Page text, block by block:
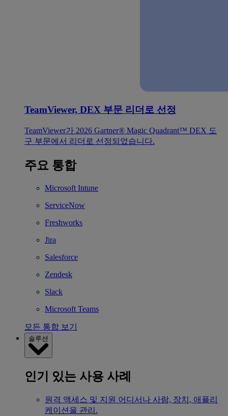
TeamViewer, DEX 부문 리더로 선정
TeamViewer가 2026 Gartner® Magic Quadrant™ DEX 도
구 부문에서 리더로 선정되었습니다.
주요 통합
Microsoft Intune
ServiceNow
Freshworks
Jira
Salesforce
Zendesk
Slack
Microsoft Teams
모든 통합 보기
솔루션
인기 있는 사용 사례
원격 액세스 및 지원 어디서나 사람, 장치, 애플리
케이션을 관리.